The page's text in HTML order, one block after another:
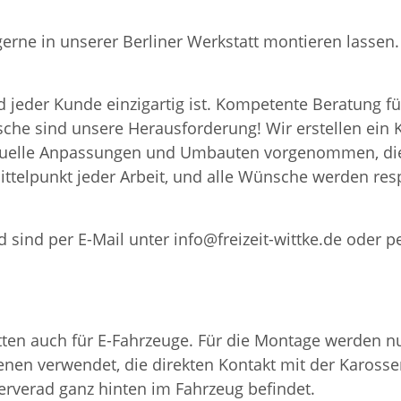
in unserer Berliner Werkstatt montieren
jeder Kunde einzigartig ist. Kompetente Beratung
sind unsere Herausforderung! Wir erstellen ein
Anpassungen und Umbauten vorgenommen,
jeder Arbeit, und alle Wünsche werden
per E-Mail unter info@freizeit-wittke.de oder
auch für E-Fahrzeuge. Für die Montage werden
verwendet, die direkten Kontakt mit der
ganz hinten im Fahrzeug befindet.